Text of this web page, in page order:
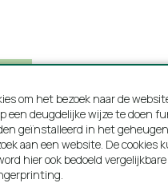
compleet. Mooie villa
te slapen. Heel leuk dat er
Prachtig uitzicht een
sauna was fijn. Wij
om het bezoek naar de
een deugdelijke wijze te doen
geïnstalleerd in het
aan een website. De cookies
hier ook bedoeld